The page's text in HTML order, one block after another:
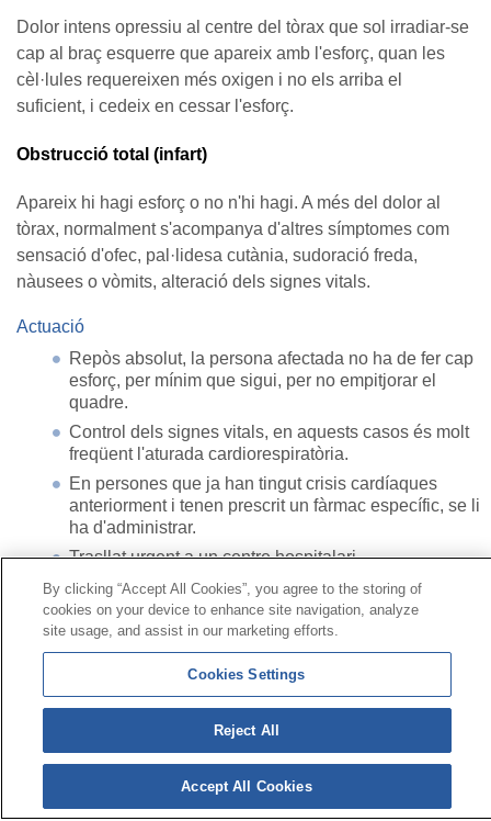
Dolor intens opressiu al centre del tòrax que sol irradiar-se
cap al braç esquerre que apareix amb l'esforç, quan les
cèl·lules requereixen més oxigen i no els arriba el
suficient, i cedeix en cessar l'esforç.
Obstrucció total (infart)
Apareix hi hagi esforç o no n'hi hagi. A més del dolor al
tòrax, normalment s'acompanya d'altres símptomes com
sensació d'ofec, pal·lidesa cutània, sudoració freda,
nàusees o vòmits, alteració dels signes vitals.
Actuació
Repòs absolut, la persona afectada no ha de fer cap
esforç, per mínim que sigui, per no empitjorar el
quadre.
Control dels signes vitals, en aquests casos és molt
freqüent l'aturada cardiorespiratòria.
En persones que ja han tingut crisis cardíaques
anteriorment i tenen prescrit un fàrmac específic, se li
ha d'administrar.
Trasllat urgent a un centre hospitalari.
Contacte |Perfil del contractant|Reclamacions
Prestacions Especials|Zona Privada Proveïdor Sanitari
© Mutua Universal 2026| Mapa del web
Política de Protecció de Dades | Política de cookies
Segueix-nos a:
By clicking “Accept All Cookies”, you agree to the storing of
cookies on your device to enhance site navigation, analyze
site usage, and assist in our marketing efforts.
Cookies Settings
Reject All
Accept All Cookies